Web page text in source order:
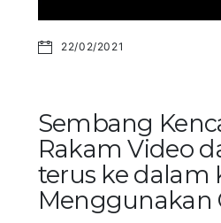
22/02/2021
Sembang
Rakam Video
terus ke dalam
Menggunakan